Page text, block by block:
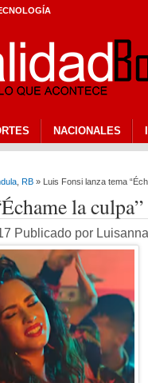
NACIONALES
RB » Luis Fonsi lanza tema
la
Publicado por